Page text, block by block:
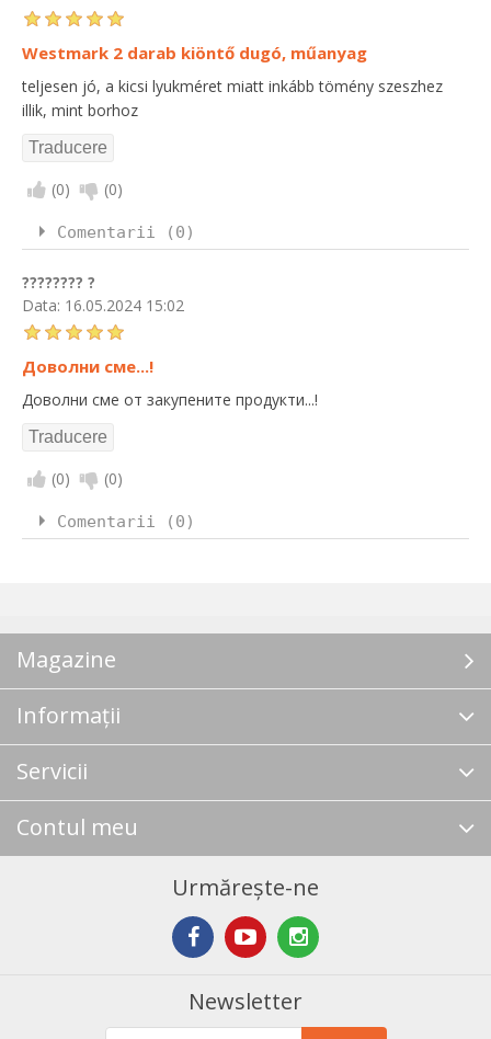
Westmark 2 darab kiöntő dugó, műanyag
teljesen jó, a kicsi lyukméret miatt inkább tömény szeszhez
illik, mint borhoz
(0) (0)
Comentarii (0)
???????? ?
Data: 16.05.2024 15:02
Доволни сме...!
Доволни сме от закупените продукти...!
(0) (0)
Comentarii (0)
Magazine
Informații
Servicii
Contul meu
Urmărește-ne
Newsletter